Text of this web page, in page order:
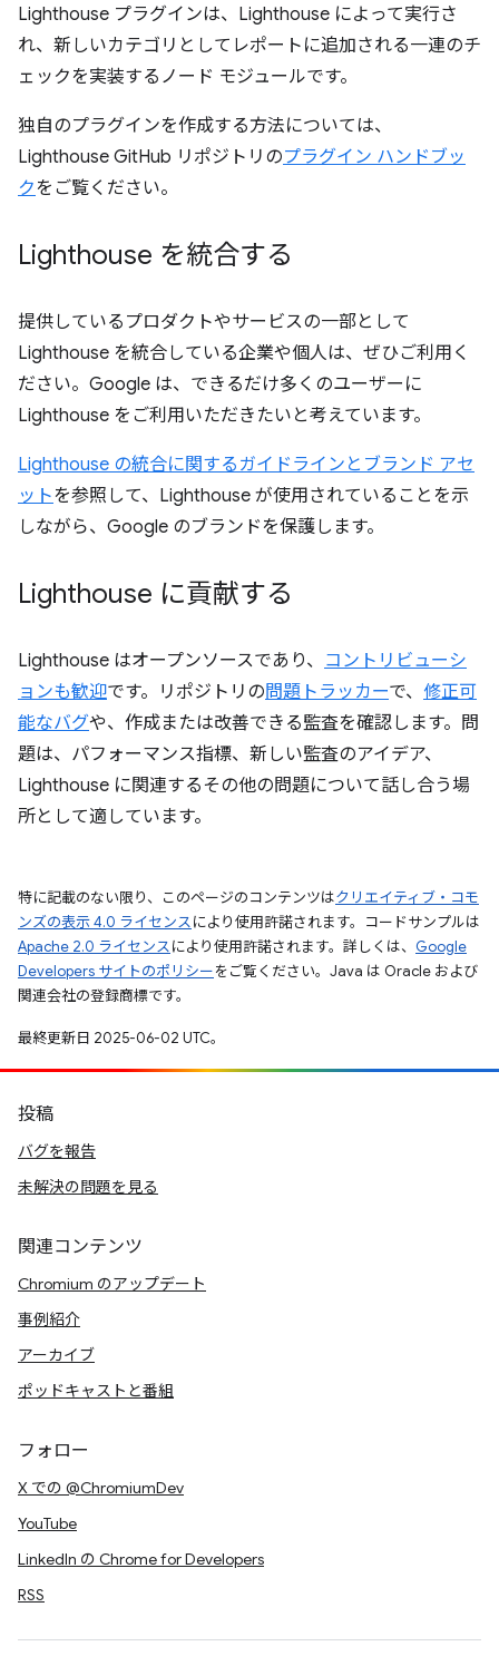
Lighthouse プラグインは、Lighthouse によって実行さ
れ、新しいカテゴリとしてレポートに追加される一連のチ
ェックを実装するノード モジュールです。
独自のプラグインを作成する方法については、
Lighthouse GitHub リポジトリのプラグイン ハンドブッ
クをご覧ください。
Lighthouse を統合する
提供しているプロダクトやサービスの一部として
Lighthouse を統合している企業や個人は、ぜひご利用く
ださい。Google は、できるだけ多くのユーザーに
Lighthouse をご利用いただきたいと考えています。
Lighthouse の統合に関するガイドラインとブランド アセ
ットを参照して、Lighthouse が使用されていることを示
しながら、Google のブランドを保護します。
Lighthouse に貢献する
Lighthouse はオープンソースであり、 コントリビューシ
ョンも歓迎です。リポジトリの問題トラッカーで、 修正可
能なバグや、作成または改善できる監査を確認します。問
題は、パフォーマンス指標、新しい監査のアイデア、
Lighthouse に関連するその他の問題について話し合う場
所として適しています。
特に記載のない限り、このページのコンテンツはクリエイティブ・コモ
ンズの表示 4.0 ライセンスにより使用許諾されます。コードサンプルは
Apache 2.0 ライセンスにより使用許諾されます。詳しくは、 Google
Developers サイトのポリシーをご覧ください。Java は Oracle および
関連会社の登録商標です。
最終更新日 2025-06-02 UTC。
投稿
バグを報告
未解決の問題を見る
関連コンテンツ
Chromium のアップデート
事例紹介
アーカイブ
ポッドキャストと番組
フォロー
X での @ChromiumDev
YouTube
LinkedIn の Chrome for Developers
RSS